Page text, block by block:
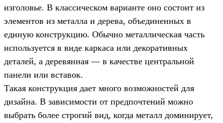
изголовье. В классическом варианте оно состоит из
элементов из металла и дерева, объединенных в
единую конструкцию. Обычно металлическая часть
используется в виде каркаса или декоративных
деталей, а деревянная — в качестве центральной
панели или вставок.
Такая конструкция дает много возможностей для
дизайна. В зависимости от предпочтений можно
выбрать более строгий вид, когда металл доминирует,